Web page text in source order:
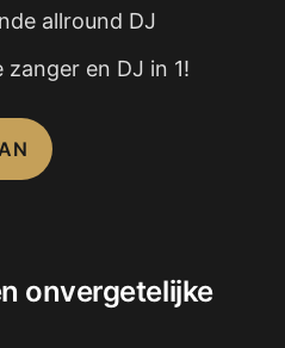
allround DJ
zanger en DJ in 1!
onvergetelijke